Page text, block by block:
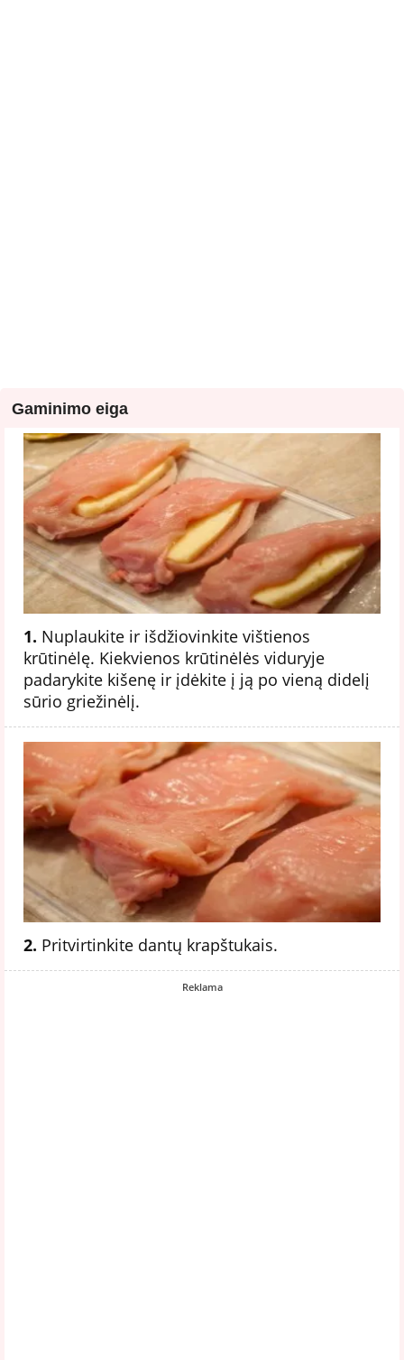
Gaminimo eiga
1. Nuplaukite ir išdžiovinkite vištienos
krūtinėlę. Kiekvienos krūtinėlės viduryje
padarykite kišenę ir įdėkite į ją po vieną didelį
sūrio griežinėlį.
2. Pritvirtinkite dantų krapštukais.
Reklama